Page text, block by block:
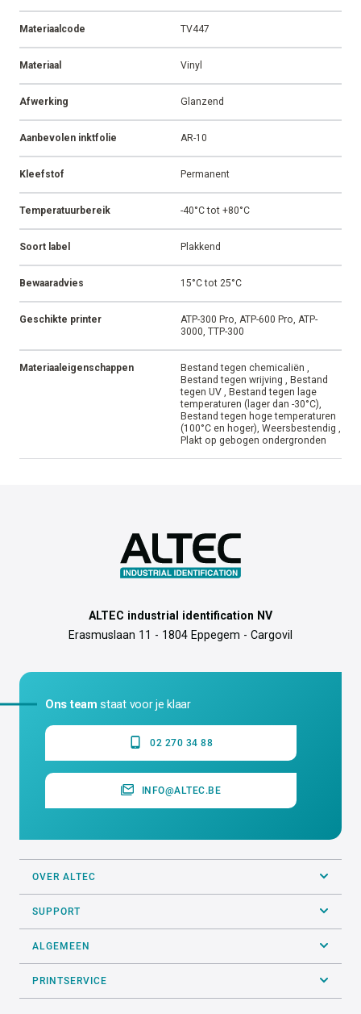
Materiaalcode TV447
Materiaal Vinyl
Afwerking Glanzend
Aanbevolen inktfolie AR-10
Kleefstof Permanent
Temperatuurbereik -40°C tot +80°C
Soort label Plakkend
Bewaaradvies 15°C tot 25°C
Geschikte printer
ATP-300 Pro, ATP-600 Pro, ATP-
3000, TTP-300
Materiaaleigenschappen
Bestand tegen chemicaliën ,
Bestand tegen wrijving , Bestand
tegen UV , Bestand tegen lage
temperaturen (lager dan -30°C),
Bestand tegen hoge temperaturen
(100°C en hoger), Weersbestendig ,
Plakt op gebogen ondergronden
ALTEC industrial identification NV
Erasmuslaan 11 - 1804 Eppegem - Cargovil
Ons team staat voor je klaar
02 270 34 88
INFO@ALTEC.BE
OVER ALTEC
SUPPORT
ALGEMEEN
PRINTSERVICE